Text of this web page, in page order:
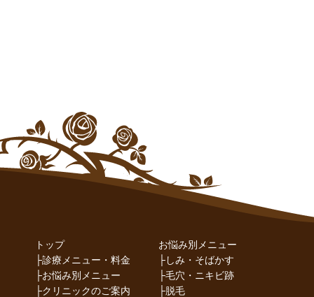
トップ
├診療メニュー・料金
├お悩み別メニュー
├クリニックのご案内
お悩み別メニュー
├しみ・そばかす
├毛穴・ニキビ跡
├脱毛